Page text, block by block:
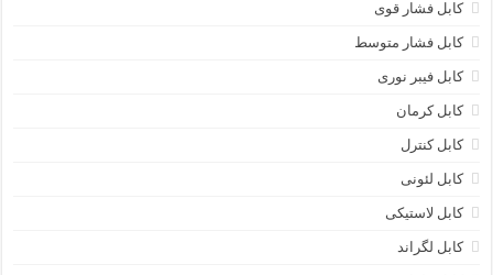
کابل فشار قوی
کابل فشار متوسط
کابل فیبر نوری
کابل کرمان
کابل کنترل
کابل لئونی
کابل لاستیکی
کابل لگراند